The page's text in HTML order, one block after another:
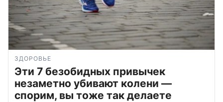
ЗДОРОВЬЕ
Эти 7 безобидных привычек
незаметно убивают колени —
спорим, вы тоже так делаете